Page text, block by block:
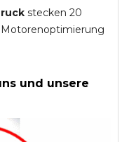
stecken 20
und unsere